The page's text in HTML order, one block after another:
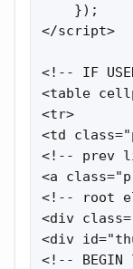
    });
</script>
<!-- IF
<table
<tr>
<td
<!-- prev
<a
<!-- root
<div
<div
<!--